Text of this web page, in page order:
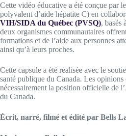
Cette vidéo éducative a été conçue par le
polyvalent d’aide hépatite C) en
VIH/SIDA du Québec (PVSQ), basés
deux organismes communautaires
formations et de l’aide aux personnes
ainsi qu’à leurs proches.
Cette capsule a été réalisée avec le
santé publique du Canada. Les
nécessairement la position officielle de
du Canada.
Écrit, narré, filmé et édité par Bells